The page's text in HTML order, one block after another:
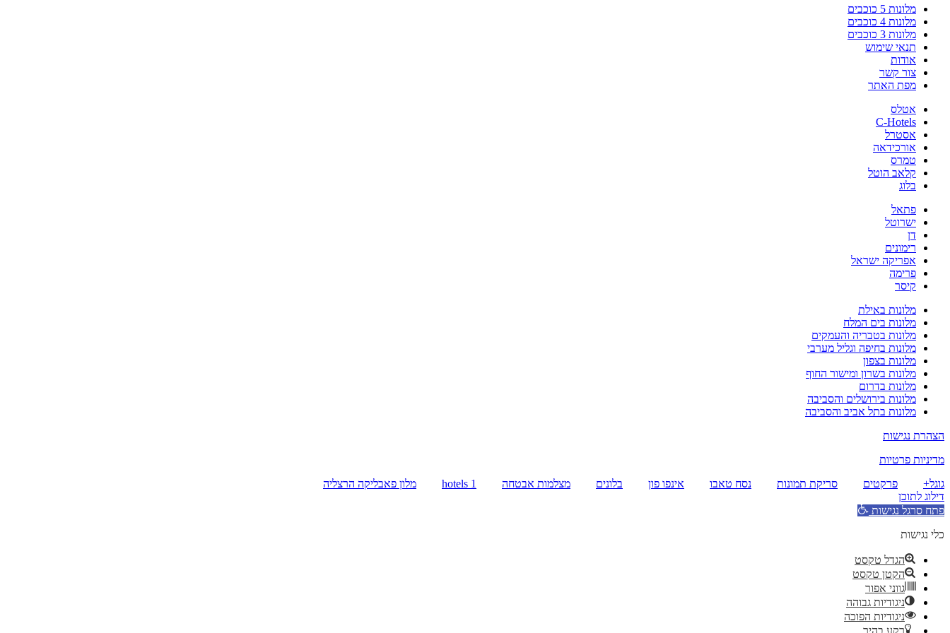
מלונות 5 כוכבים
מלונות 4 כוכבים
מלונות 3 כוכבים
תנאי שימוש
אודות
צור קשר
מפת האתר
אטלס
C-Hotels
אסטרל
אורכידאה
טמרס
קלאב הוטל
בלוג
פתאל
ישרוטל
דן
רימונים
אפריקה ישראל
פרימה
קיסר
מלונות באילת
מלונות בים המלח
מלונות בטבריה והעמקים
מלונות בחיפה וגליל מערבי
מלונות בצפון
מלונות בשרון ומישור החוף
מלונות בדרום
מלונות בירושלים והסביבה
מלונות בתל אביב והסביבה
הצהרת נגישות
מדיניות פרטיות
גוגל+
פרקטים סריקת תמונות נסח טאבו אינפו פון בלונים מצלמות אבטחה hotels 1
מלון פאבליקה הרצליה
דילוג לתוכן
פתח סרגל נגישות
כלי נגישות
הגדל טקסט
הקטן טקסט
גווני אפור
ניגודיות גבוהה
ניגודיות הפוכה